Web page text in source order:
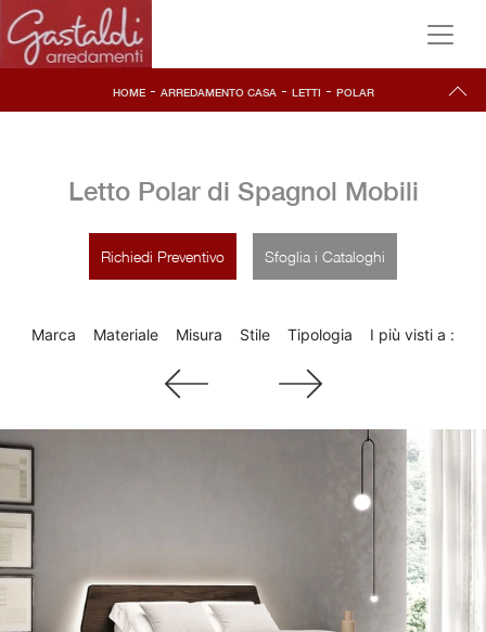
HOME- ARREDAMENTO CASA- LETTI - POLAR
Letto Polar di Spagnol Mobili
Richiedi Preventivo Sfoglia i Cataloghi
Marca Materiale Misura Stile Tipologia I più visti a :